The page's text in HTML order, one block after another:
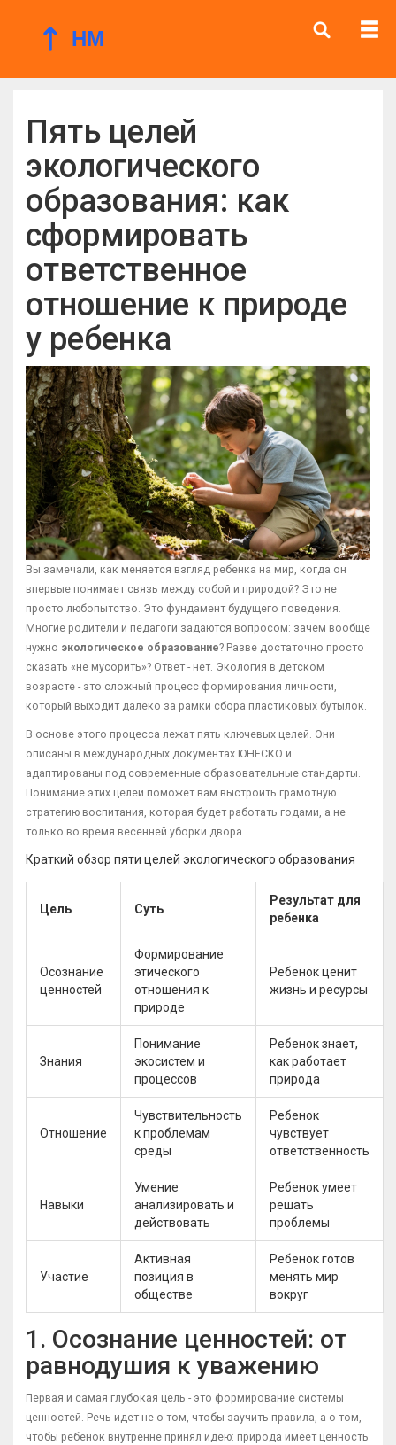
Пять целей
экологического
образования: как
сформировать
ответственное
отношение к природе
у ребенка
Вы замечали, как меняется взгляд ребенка на мир, когда он
впервые понимает связь между собой и природой? Это не
просто любопытство. Это фундамент будущего поведения.
Многие родители и педагоги задаются вопросом: зачем вообще
нужно экологическое образование? Разве достаточно просто
сказать «не мусорить»? Ответ - нет. Экология в детском
возрасте - это сложный процесс формирования личности,
который выходит далеко за рамки сбора пластиковых бутылок.
В основе этого процесса лежат пять ключевых целей. Они
описаны в международных документах ЮНЕСКО и
адаптированы под современные образовательные стандарты.
Понимание этих целей поможет вам выстроить грамотную
стратегию воспитания, которая будет работать годами, а не
только во время весенней уборки двора.
Краткий обзор пяти целей экологического образования
Цель Суть
Результат для
ребенка
Осознание
ценностей
Формирование
этического
отношения к
природе
Ребенок ценит
жизнь и ресурсы
Знания
Понимание
экосистем и
процессов
Ребенок знает,
как работает
природа
Отношение
Чувствительность
к проблемам
среды
Ребенок
чувствует
ответственность
Навыки
Умение
анализировать и
действовать
Ребенок умеет
решать
проблемы
Участие
Активная
позиция в
обществе
Ребенок готов
менять мир
вокруг
1. Осознание ценностей: от
равнодушия к уважению
Первая и самая глубокая цель - это формирование системы
ценностей. Речь идет не о том, чтобы заучить правила, а о том,
чтобы ребенок внутренне принял идею: природа имеет ценность